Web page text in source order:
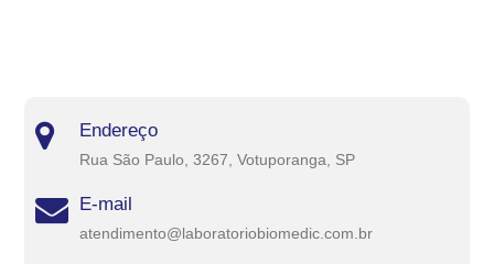
Endereço
Rua São Paulo, 3267, Votuporanga, SP
E-mail
atendimento@laboratoriobiomedic.com.br